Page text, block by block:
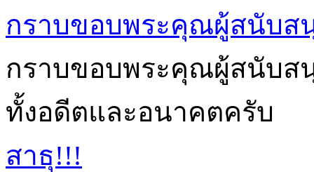
กราบขอบพระคุณผู้สนับส
กราบขอบพระคุณผู้สนับส
ทั้งอดีตและอนาคตครับ
สาธุ!!!